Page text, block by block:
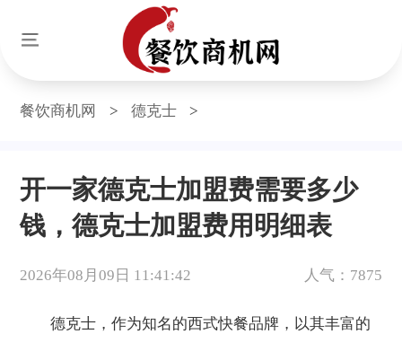
餐饮商机网 > 德克士 >
开一家德克士加盟费需要多少
钱，德克士加盟费用明细表
2026年08月09日 11:41:42 人气：7875
德克士，作为知名的西式快餐品牌，以其丰富的